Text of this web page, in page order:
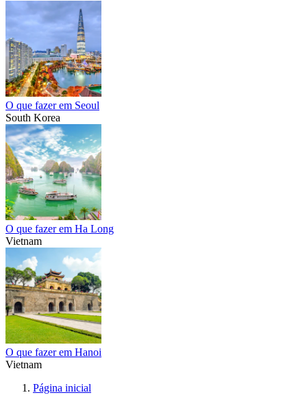
O que fazer em Seoul
South Korea
O que fazer em Ha Long
Vietnam
O que fazer em Hanoi
Vietnam
Página inicial